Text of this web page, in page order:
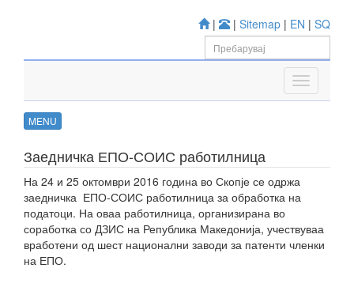
| | Sitemap | EN | SQ
MENU
Заедничка ЕПО-СОИС работилница
На 24 и 25 октомври 2016 година во Скопје се одржа
заедничка ЕПО-СОИС работилница за обработка на
податоци. На оваа работилница, организирана во
соработка со ДЗИС на Република Македонија, учествуваа
вработени од шест национални заводи за патенти членки
на ЕПО.